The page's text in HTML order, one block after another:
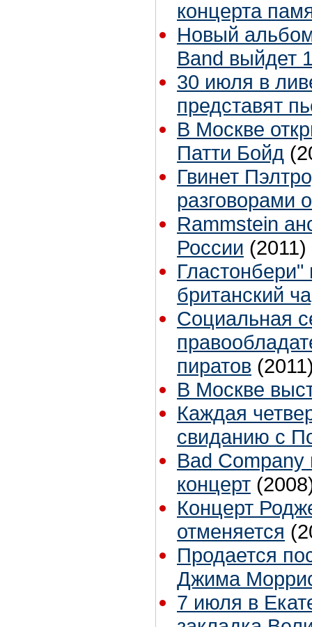
концерта
Новый
Band выйдет
30 июля в
представят
В Москве
Патти Бойд
Гвинет
разговорами
Rammstein
России (2011)
Гластонбери"
британский
Социальная
пиратов
В Москве
Каждая
свиданию с
Bad Company
концерт
Концерт
отменяется
Продается
Джима
7 июля в